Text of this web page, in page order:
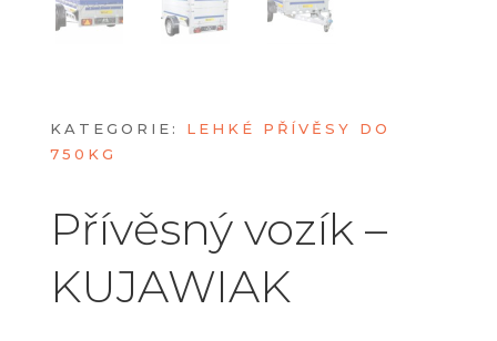
KATEGORIE: LEHKÉ PŘÍVĚSY DO
750KG
Přívěsný vozík –
KUJAWIAK